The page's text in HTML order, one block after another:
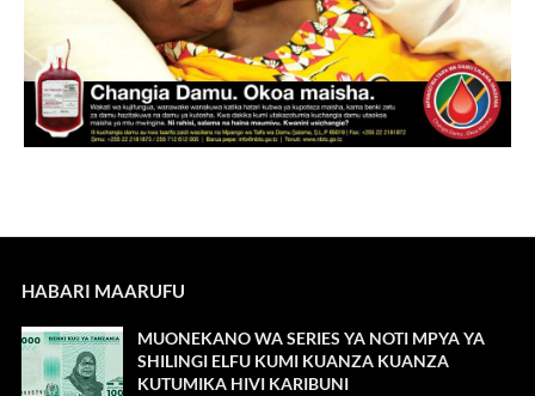
HABARI MAARUFU
MUONEKANO WA SERIES YA NOTI MPYA YA
SHILINGI ELFU KUMI KUANZA KUANZA
KUTUMIKA HIVI KARIBUNI